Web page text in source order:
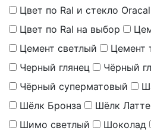
Цвет по Ral и стекло Oracal
Цвет по Ral на выбор
Цемент светлый
Цемент
Черный глянец
Чёрный
Чёрный суперматовый
Шёлк Бронза
Шёлк Латте
Шимо светлый
Шоколад